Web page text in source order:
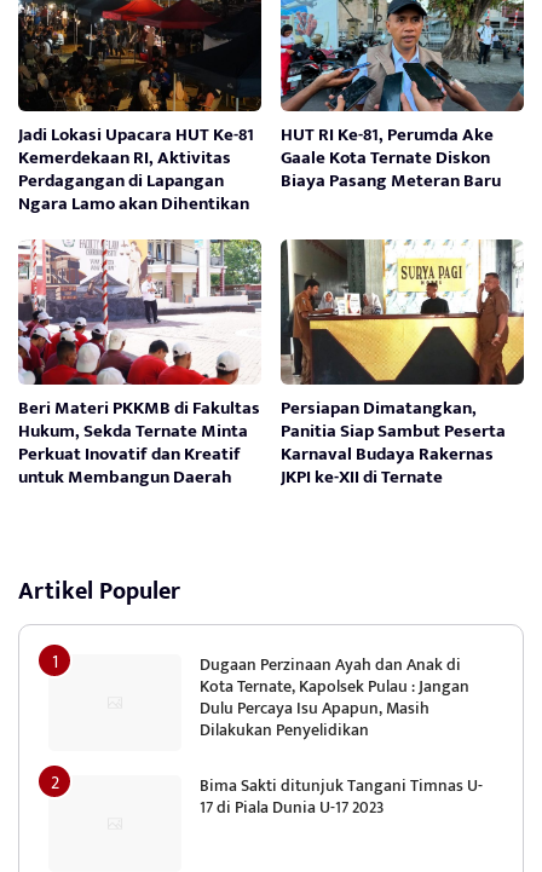
Jadi Lokasi Upacara HUT Ke-81
Kemerdekaan RI, Aktivitas
Perdagangan di Lapangan
Ngara Lamo akan Dihentikan
HUT RI Ke-81, Perumda Ake
Gaale Kota Ternate Diskon
Biaya Pasang Meteran Baru
Beri Materi PKKMB di Fakultas
Hukum, Sekda Ternate Minta
Perkuat Inovatif dan Kreatif
untuk Membangun Daerah
Persiapan Dimatangkan,
Panitia Siap Sambut Peserta
Karnaval Budaya Rakernas
JKPI ke-XII di Ternate
Artikel Populer
Dugaan Perzinaan Ayah dan Anak di
Kota Ternate, Kapolsek Pulau : Jangan
Dulu Percaya Isu Apapun, Masih
Dilakukan Penyelidikan
Bima Sakti ditunjuk Tangani Timnas U-
17 di Piala Dunia U-17 2023